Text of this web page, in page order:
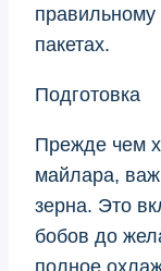
пакетах.
Подготовка
Прежде чем
майлара,
зерна. Это
бобов до
полное